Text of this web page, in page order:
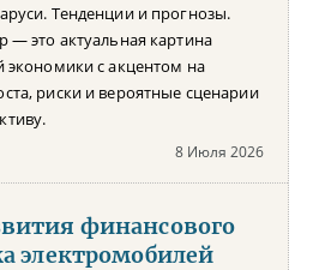
Тенденции и прогнозы.
это актуальная картина
экономики с акцентом на
риски и вероятные сценарии
8 Июля 2026
финансового
электромобилей